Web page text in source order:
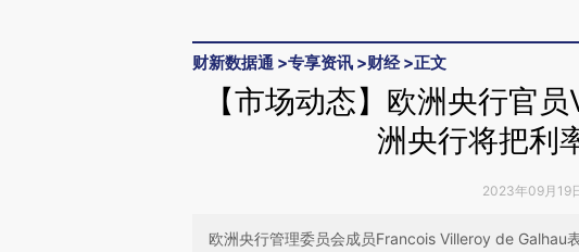
财新数据通 >专享资讯 >财经>正文
【市场动态】欧洲央行官
洲央行将把利
2023年09月19
欧洲央行管理委员会成员Francois Villeroy de Galhau